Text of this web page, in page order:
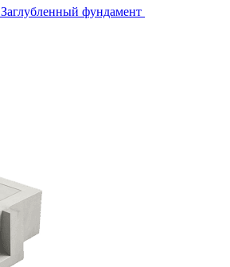
Заглубленный фундамент